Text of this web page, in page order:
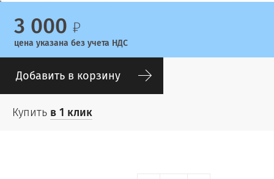
3 000
цена указана без учета НДС
Добавить в корзину
Купить в 1 клик